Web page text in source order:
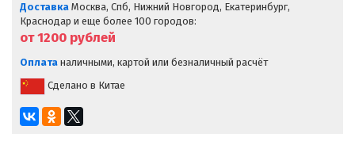
Доставка Москва, Спб, Нижний Новгород, Екатеринбург,
Краснодар и еще более 100 городов:
от 1200 рублей
Оплата наличными, картой или безналичный расчёт
Сделано в Китае